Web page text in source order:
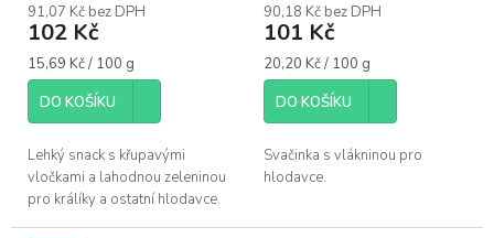
91,07 Kč bez DPH
102 Kč
Měrná
cena:
15,69 Kč / 100 g
DO KOŠÍKU
Lehký snack s křupavými
vločkami a lahodnou zeleninou
pro králíky a ostatní hlodavce.
90,18 Kč bez DPH
101 Kč
Měrná
cena:
20,20 Kč / 100 g
DO KOŠÍKU
Svačinka s vlákninou pro
hlodavce.